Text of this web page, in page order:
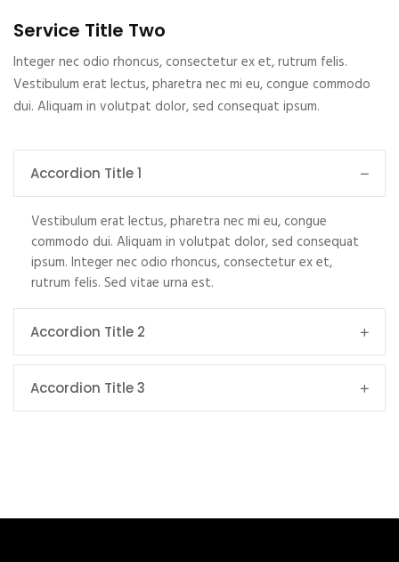
Service Title Two
Integer nec odio rhoncus, consectetur ex et, rutrum felis.
Vestibulum erat lectus, pharetra nec mi eu, congue commodo
dui. Aliquam in volutpat dolor, sed consequat ipsum.
Accordion Title 1
Vestibulum erat lectus, pharetra nec mi eu, congue
commodo dui. Aliquam in volutpat dolor, sed consequat
ipsum. Integer nec odio rhoncus, consectetur ex et,
rutrum felis. Sed vitae urna est.
Accordion Title 2
Accordion Title 3